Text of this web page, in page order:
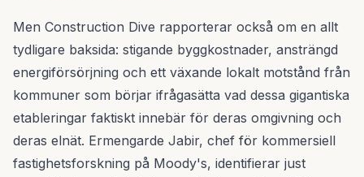
Men Construction Dive rapporterar också om en allt
tydligare baksida: stigande byggkostnader, ansträngd
energiförsörjning och ett växande lokalt motstånd från
kommuner som börjar ifrågasätta vad dessa gigantiska
etableringar faktiskt innebär för deras omgivning och
deras elnät. Ermengarde Jabir, chef för kommersiell
fastighetsforskning på Moody's, identifierar just